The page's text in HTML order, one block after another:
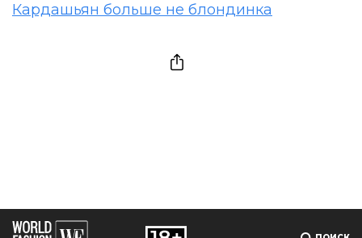
Кардашьян больше не блондинка